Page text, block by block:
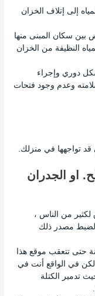
إلى إتلاف الخزان
بين سكان المبنى منها
النظيفة من الخزان
دوري وإجراء
وعدم وجود فتحات
تواجهها في منزلك.
او الجدران
من الناس ،
مصدر ذلك
حتى تتعقب موقع هذا
في الواقع أنت في
تدمير الكتلة